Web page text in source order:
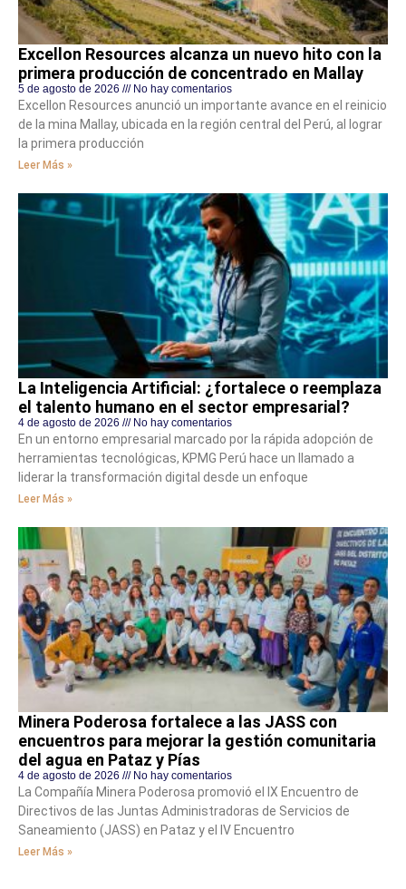
Excellon Resources alcanza un nuevo hito con la
primera producción de concentrado en Mallay
5 de agosto de 2026 No hay comentarios
Excellon Resources anunció un importante avance en el reinicio
de la mina Mallay, ubicada en la región central del Perú, al lograr
la primera producción
Leer Más »
La Inteligencia Artificial: ¿fortalece o reemplaza
el talento humano en el sector empresarial?
4 de agosto de 2026 No hay comentarios
En un entorno empresarial marcado por la rápida adopción de
herramientas tecnológicas, KPMG Perú hace un llamado a
liderar la transformación digital desde un enfoque
Leer Más »
Minera Poderosa fortalece a las JASS con
encuentros para mejorar la gestión comunitaria
del agua en Pataz y Pías
4 de agosto de 2026 No hay comentarios
La Compañía Minera Poderosa promovió el IX Encuentro de
Directivos de las Juntas Administradoras de Servicios de
Saneamiento (JASS) en Pataz y el IV Encuentro
Leer Más »